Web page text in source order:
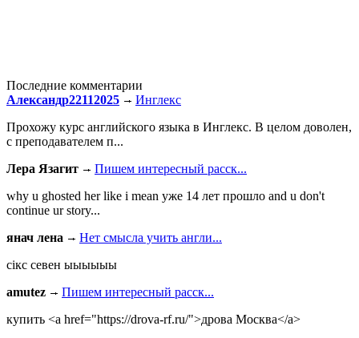
Последние комментарии
Александр22112025
Инглекс
Прохожу курс английского языка в Инглекс. В целом доволен,
с преподавателем п...
Лера Язагит
Пишем интересный расск...
why u ghosted her like i mean уже 14 лет прошло and u don't
continue ur story...
янач лена
Нет смысла учить англи...
сiкс севен ыыыыыы
amutez
Пишем интересный расск...
купить <a href="https://drova-rf.ru/">дрова Москва</a>